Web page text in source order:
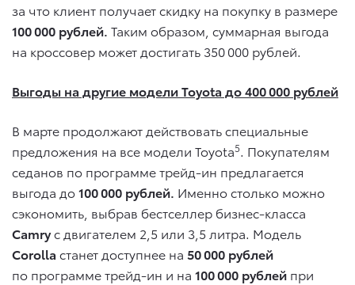
за что клиент получает скидку на покупку в размере
100 000 рублей. Таким образом, суммарная выгода
на кроссовер может достигать 350 000 рублей.
Выгоды на другие модели Toyota до 400 000 рублей
В марте продолжают действовать специальные
предложения на все модели Toyota5. Покупателям
седанов по программе трейд-ин предлагается
выгода до100 000 рублей. Именно столько можно
сэкономить, выбрав бестселлер бизнес-класса
Camryс двигателем 2,5 или 3,5 литра. Модель
Corolla станет доступнее на 50 000 рублей
по программе трейд-ин и на 100 000 рублей при